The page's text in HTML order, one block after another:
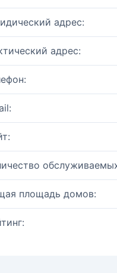
адрес:
адрес:
площадь домов: